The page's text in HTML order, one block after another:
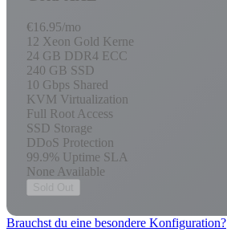
€16.95/mo
12 Xeon Gold Kerne
24 GB DDR4 ECC
240 GB SSD
10 Gbps Shared
KVM Virtualization
Full Root Access
SSD Storage
DDoS Protection
99.9% Uptime SLA
None Available
Brauchst du eine besondere Konfiguration?